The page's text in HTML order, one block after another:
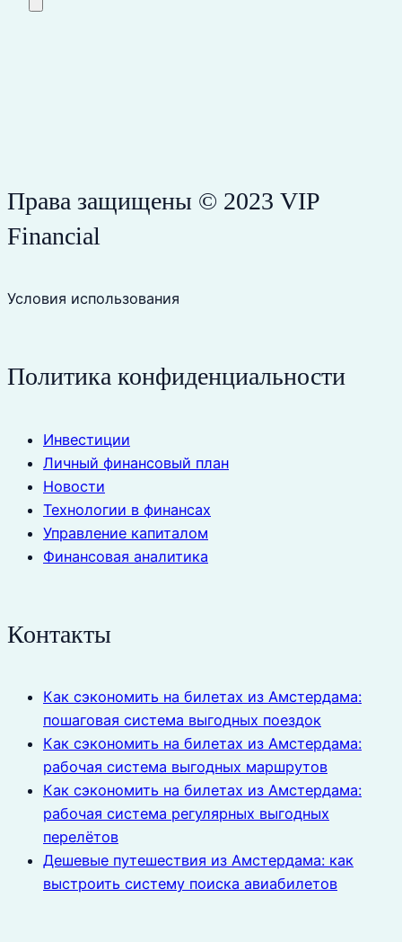
Права защищены © 2023 VIP
Financial
Условия использования
Политика конфиденциальности
Инвестиции
Личный финансовый план
Новости
Технологии в финансах
Управление капиталом
Финансовая аналитика
Контакты
Как сэкономить на билетах из Амстердама:
пошаговая система выгодных поездок
Как сэкономить на билетах из Амстердама:
рабочая система выгодных маршрутов
Как сэкономить на билетах из Амстердама:
рабочая система регулярных выгодных
перелётов
Дешевые путешествия из Амстердама: как
выстроить систему поиска авиабилетов